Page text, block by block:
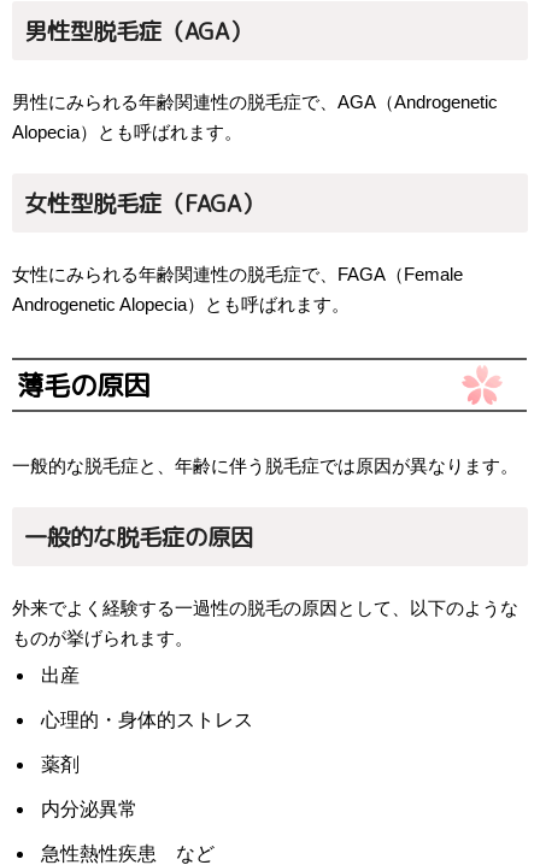
男性型脱毛症（AGA）
男性にみられる年齢関連性の脱毛症で、AGA（Androgenetic
Alopecia）とも呼ばれます。
女性型脱毛症（FAGA）
女性にみられる年齢関連性の脱毛症で、FAGA（Female
Androgenetic Alopecia）とも呼ばれます。
薄毛の原因
一般的な脱毛症と、年齢に伴う脱毛症では原因が異なります。
一般的な脱毛症の原因
外来でよく経験する一過性の脱毛の原因として、以下のような
ものが挙げられます。
出産
心理的・身体的ストレス
薬剤
内分泌異常
急性熱性疾患 など